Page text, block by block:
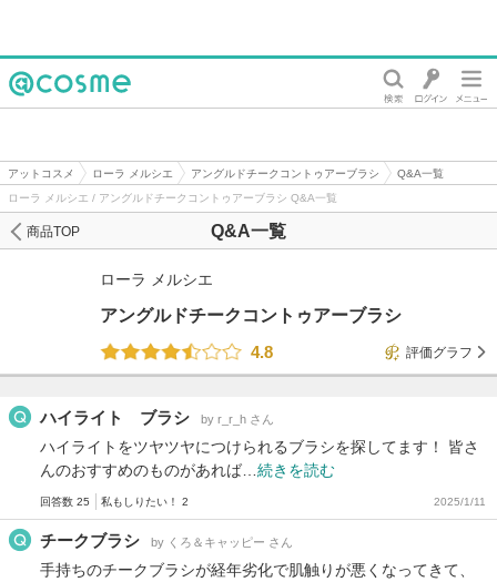
アットコスメ ローラ メルシエ アングルドチークコントゥアーブラシ
Q&A一覧
ローラ メルシエ / アングルドチークコントゥアーブラシ Q&A一覧
Q&A一覧
商品TOP
ローラ メルシエ
アングルドチークコントゥアーブラシ
4.8
評価グラフ
ハイライト ブラシ by r_r_h さん
ハイライトをツヤツヤにつけられるブラシを探してます！ 皆さ
んのおすすめのものがあれば… 続きを読む
回答数 25 私もしりたい！ 2 2025/1/11
チークブラシ by くろ＆キャッピー さん
手持ちのチークブラシが経年劣化で肌触りが悪くなってきて、